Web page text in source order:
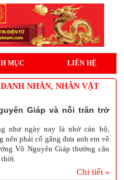
MỤC LIÊN HỆ
NHÂN, NHÂN VẬT
Giáp và nỗi trăn trở
như ngày nay là nhờ cán bộ,
nên phải cố gắng đưa anh em về
Võ Nguyên Giáp thường căn
thời.
Chi tiết »